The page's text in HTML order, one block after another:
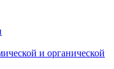
и органической